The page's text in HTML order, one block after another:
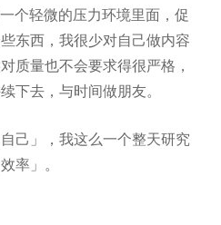
个轻微的压力环境里面，促
东西，我很少对自己做内容
质量也不会要求得很严格，
下去，与时间做朋友。
己」，我这么一个整天研究
率」。